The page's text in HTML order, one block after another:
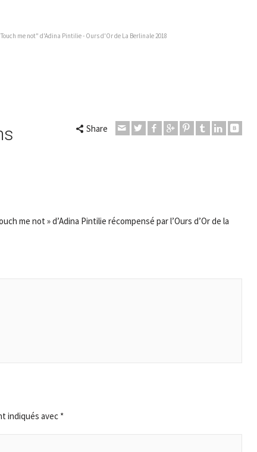
me not" d'Adina Pintilie - Ours d'Or de La Berlinale 2018
Share
me not » d’Adina Pintilie récompensé par l’Ours d’Or de la
indiqués avec *